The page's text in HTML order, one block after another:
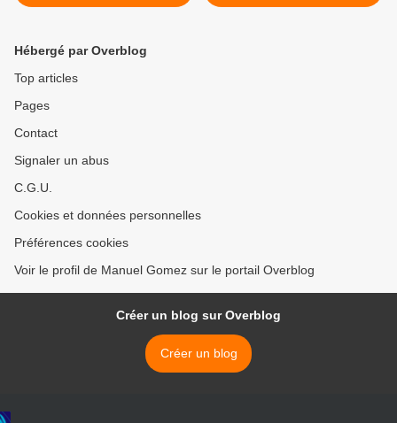
Hébergé par Overblog
Top articles
Pages
Contact
Signaler un abus
C.G.U.
Cookies et données personnelles
Préférences cookies
Voir le profil de Manuel Gomez sur le portail Overblog
Créer un blog sur Overblog
Créer un blog